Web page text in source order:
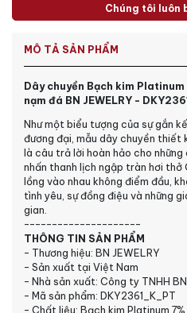
Chúng tôi luôn
MÔ TẢ SẢN PHẨM
Dây chuyền Bạch kim
nạm đá BN JEWELRY -
Như một biểu tượng của sự gắn
đương đại, mẫu dây chuyền thiết
là câu trả lời hoàn hảo cho
nhấn thanh lịch ngập tràn hơi thở
lồng vào nhau không điểm đầu,
tình yêu, sự đồng điệu và những
gian.
---------------------
THÔNG TIN SẢN PHẨM
- Thương hiệu: BN JEWELRY
- Sản xuất tại Việt Nam
- Nhà sản xuất: Công ty TNHH
- Mã sản phẩm: DKY2361_K_PT
- Chất liệu: Bạch kim Platinum